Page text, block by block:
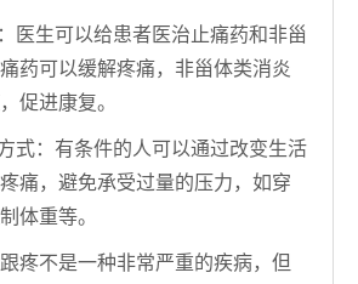
医生可以给患者医治止痛药和非甾
药可以缓解疼痛，非甾体类消炎
促进康复。
式：有条件的人可以通过改变生活
痛，避免承受过量的压力，如穿
体重等。
疼不是一种非常严重的疾病，但